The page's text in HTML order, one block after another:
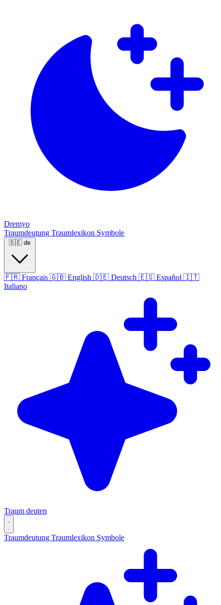
Dremyo
Traumdeutung Traumlexikon Symbole
🇩🇪 de
🇫🇷 Français 🇬🇧 English 🇩🇪 Deutsch 🇪🇸 Español 🇮🇹
Italiano
Traum deuten
Traumdeutung Traumlexikon Symbole